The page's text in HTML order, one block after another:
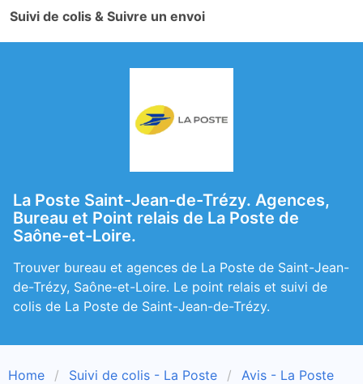
Suivi de colis & Suivre un envoi
La Poste Saint-Jean-de-Trézy. Agences,
Bureau et Point relais de La Poste de
Saône-et-Loire.
Trouver bureau et agences de La Poste de Saint-Jean-
de-Trézy, Saône-et-Loire. Le point relais et suivi de
colis de La Poste de Saint-Jean-de-Trézy.
Home Suivi de colis - La Poste
Avis - La Poste